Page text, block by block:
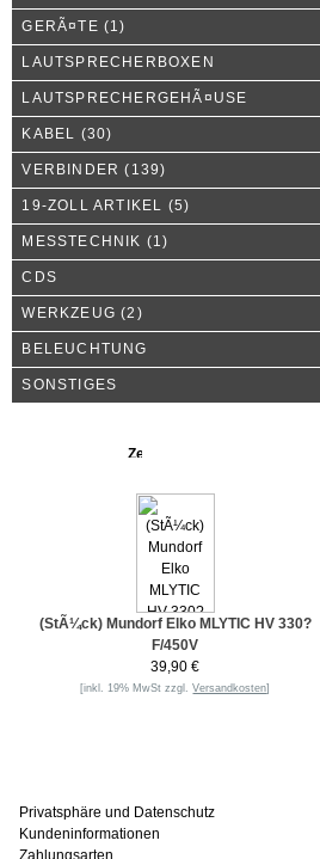
GERÃ¤TE (1)
LAUTSPRECHERBOXEN
LAUTSPRECHERGEHÃ¤USE
KABEL (30)
VERBINDER (139)
19-ZOLL ARTIKEL (5)
MESSTECHNIK (1)
CDS
WERKZEUG (2)
BELEUCHTUNG
SONSTIGES
(StÃ¼ck) Mundorf Elko MLYTIC HV 330?
F/450V
39,90 €
[inkl. 19% MwSt zzgl.Versandkosten]
Privatsphäre und Datenschutz
Kundeninformationen
Zahlungsarten